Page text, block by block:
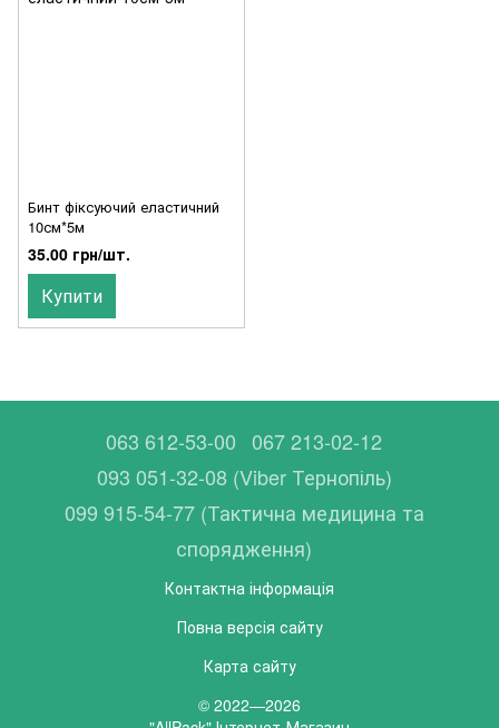
Бинт фіксуючий еластичний
10см*5м
35.00 грн/шт.
Купити
063 612-53-00 067 213-02-12
093 051-32-08 (Viber Тернопіль)
099 915-54-77 (Тактична медицина та
спорядження)
Контактна інформація
Повна версія сайту
Карта сайту
© 2022—2026